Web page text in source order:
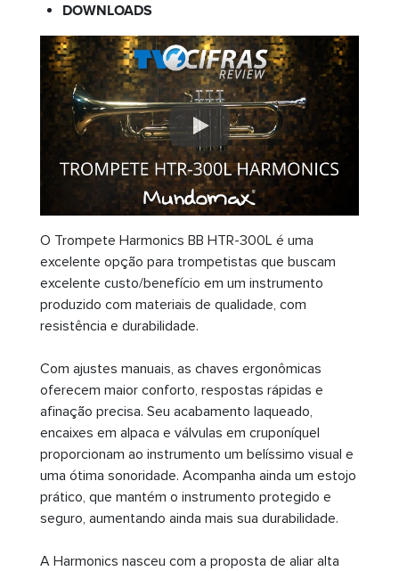
DOWNLOADS
O Trompete Harmonics BB HTR-300L é uma
excelente opção para trompetistas que buscam
excelente custo/benefício em um instrumento
produzido com materiais de qualidade, com
resistência e durabilidade.
Com ajustes manuais, as chaves ergonômicas
oferecem maior conforto, respostas rápidas e
afinação precisa. Seu acabamento laqueado,
encaixes em alpaca e válvulas em cruponíquel
proporcionam ao instrumento um belíssimo visual e
uma ótima sonoridade. Acompanha ainda um estojo
prático, que mantém o instrumento protegido e
seguro, aumentando ainda mais sua durabilidade.
A Harmonics nasceu com a proposta de aliar alta